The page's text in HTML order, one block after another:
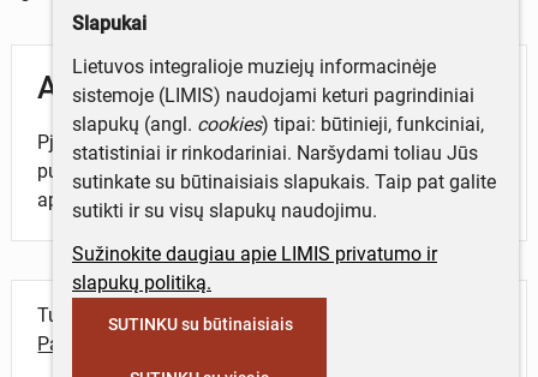
Aprašymas
Pjautuvas - įrankis javams pjauti, sudarytas iš
puslankiu išlenktos metalinės geležtės ir medinio,
apvalaus skerspjūvio, ištekinto koto.
Turite daugiau informacijos apie objektą?
Parašykite mums!
Slapukai
Lietuvos integralioje muziejų informacinėje
sistemoje (LIMIS) naudojami keturi pagrindiniai
slapukų (angl. cookies) tipai: būtinieji, funkciniai,
statistiniai ir rinkodariniai. Naršydami toliau Jūs
sutinkate su būtinaisiais slapukais. Taip pat galite
sutikti ir su visų slapukų naudojimu.
Sužinokite daugiau apie LIMIS privatumo ir
slapukų politiką.
SUTINKU su būtinaisiais